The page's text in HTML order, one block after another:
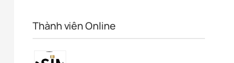
Thành viên Online